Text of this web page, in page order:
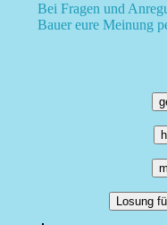
Bei Fragen und
Bauer eure Meinung
Losung